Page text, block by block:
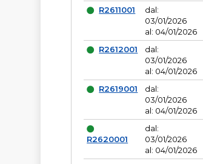
R2611001
dal:
03/01/2026
al: 04/01/2026
R2612001
dal:
03/01/2026
al: 04/01/2026
R2619001
dal:
03/01/2026
al: 04/01/2026
R2620001
dal:
03/01/2026
al: 04/01/2026